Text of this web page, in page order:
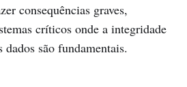
consequências graves,
críticos onde a integridade
são fundamentais.